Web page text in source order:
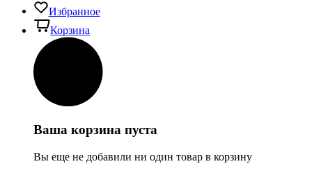
Избранное
Корзина
Ваша корзина пуста
Вы еще не добавили ни один товар в корзину